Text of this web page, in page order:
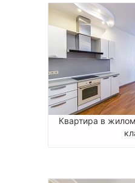
Квартира в